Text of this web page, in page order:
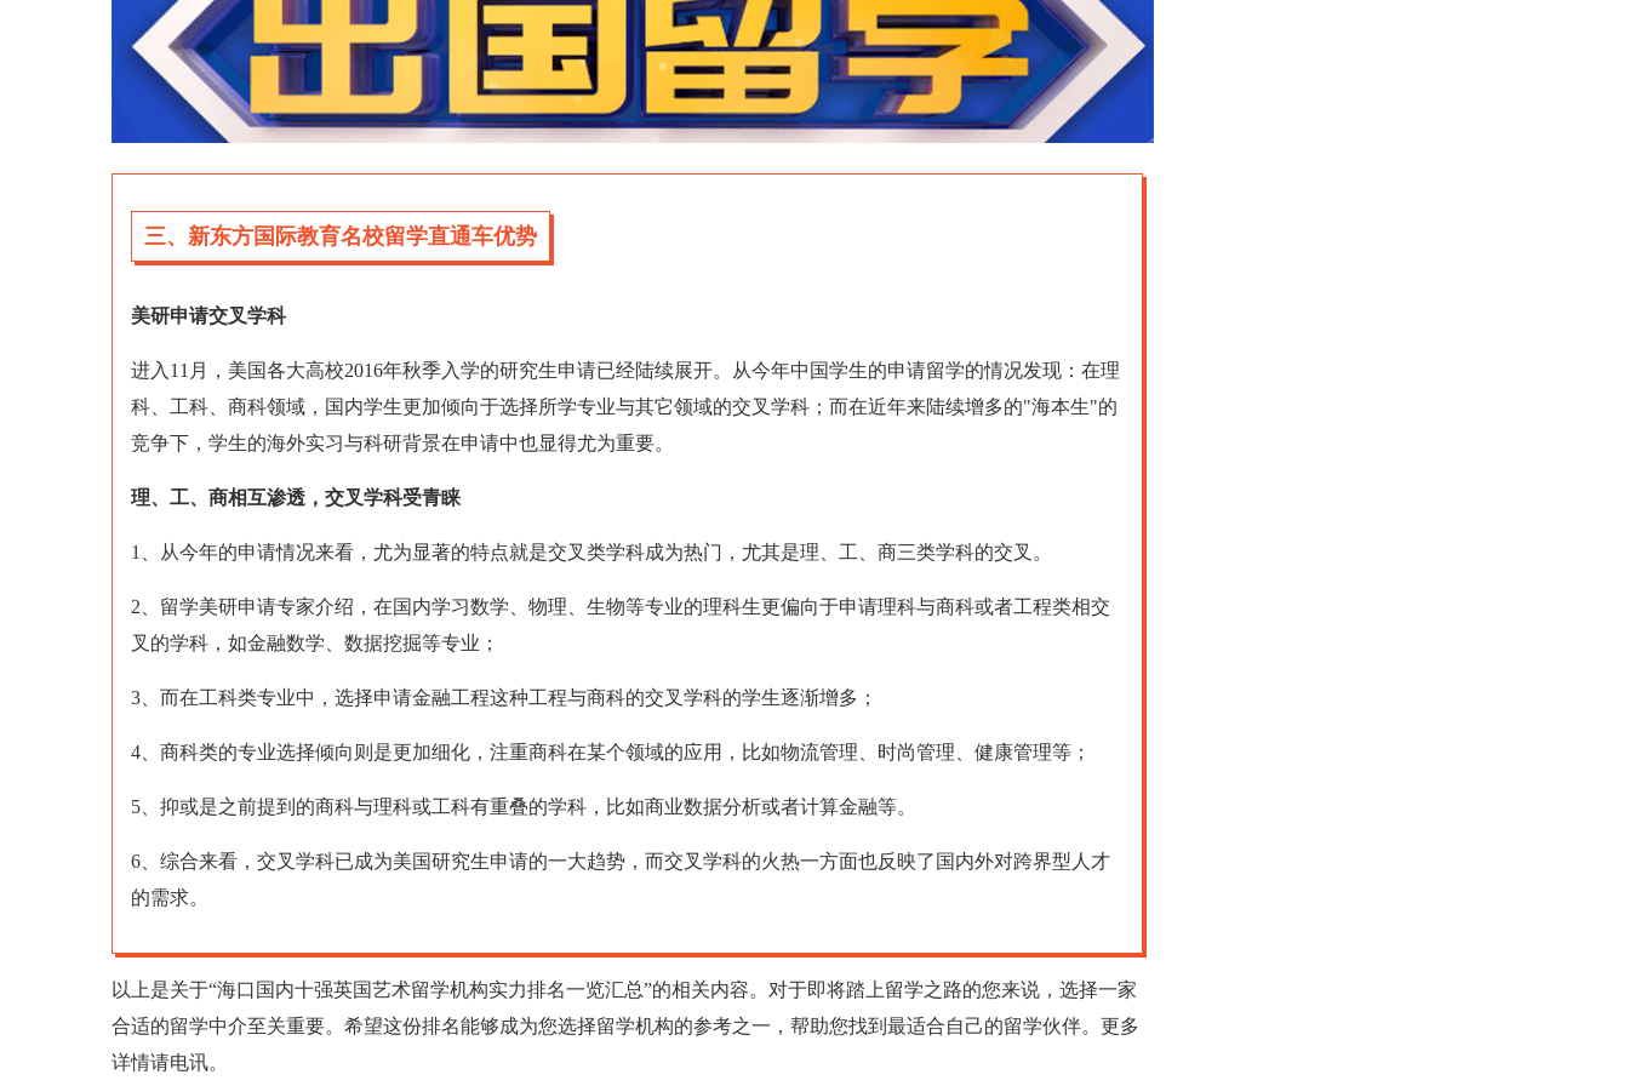
三、新东方国际教育名校留学直通车优势
美研申请交叉学科
进入11月，美国各大高校2016年秋季入学的研究生申请已经陆续展开。从今年中国学生的申请留学的情况发现：在理
科、工科、商科领域，国内学生更加倾向于选择所学专业与其它领域的交叉学科；而在近年来陆续增多的"海本生"的
竞争下，学生的海外实习与科研背景在申请中也显得尤为重要。
理、工、商相互渗透，交叉学科受青睐
1、从今年的申请情况来看，尤为显著的特点就是交叉类学科成为热门，尤其是理、工、商三类学科的交叉。
2、留学美研申请专家介绍，在国内学习数学、物理、生物等专业的理科生更偏向于申请理科与商科或者工程类相交
叉的学科，如金融数学、数据挖掘等专业；
3、而在工科类专业中，选择申请金融工程这种工程与商科的交叉学科的学生逐渐增多；
4、商科类的专业选择倾向则是更加细化，注重商科在某个领域的应用，比如物流管理、时尚管理、健康管理等；
5、抑或是之前提到的商科与理科或工科有重叠的学科，比如商业数据分析或者计算金融等。
6、综合来看，交叉学科已成为美国研究生申请的一大趋势，而交叉学科的火热一方面也反映了国内外对跨界型人才
的需求。
以上是关于“海口国内十强英国艺术留学机构实力排名一览汇总”的相关内容。对于即将踏上留学之路的您来说，选择一家
合适的留学中介至关重要。希望这份排名能够成为您选择留学机构的参考之一，帮助您找到最适合自己的留学伙伴。更多
详情请电讯。